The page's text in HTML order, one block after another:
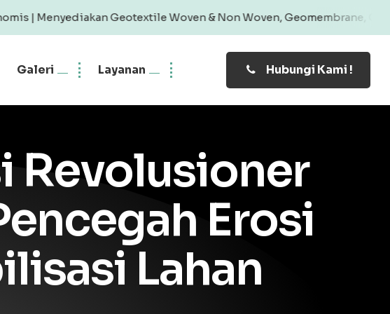
Geotextile Woven & Non Woven, Geomembrane, Geobag,
Galeri Layanan Hubungi Kami !
Revolusioner
Erosi
Lahan